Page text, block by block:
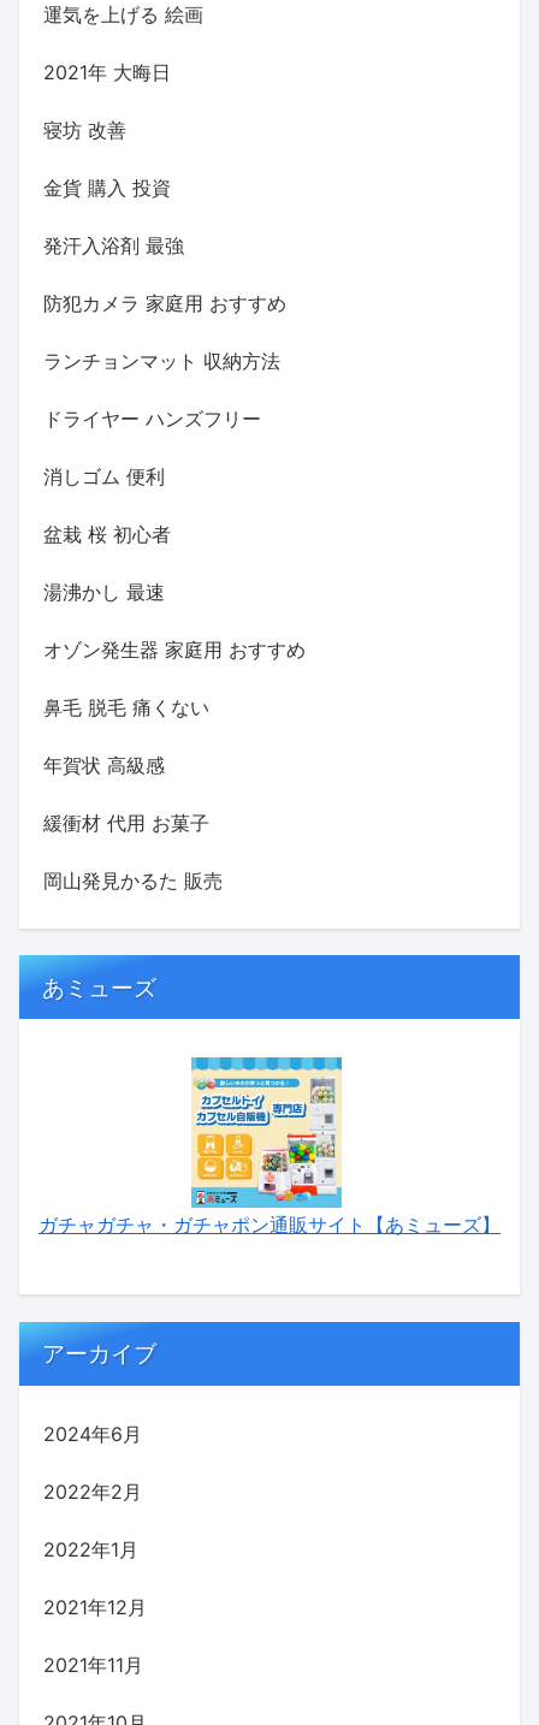
運気を上げる 絵画
2021年 大晦日
寝坊 改善
金貨 購入 投資
発汗入浴剤 最強
防犯カメラ 家庭用 おすすめ
ランチョンマット 収納方法
ドライヤー ハンズフリー
消しゴム 便利
盆栽 桜 初心者
湯沸かし 最速
オゾン発生器 家庭用 おすすめ
鼻毛 脱毛 痛くない
年賀状 高級感
緩衝材 代用 お菓子
岡山発見かるた 販売
あミューズ
ガチャガチャ・ガチャポン通販サイト【あミューズ】
アーカイブ
2024年6月
2022年2月
2022年1月
2021年12月
2021年11月